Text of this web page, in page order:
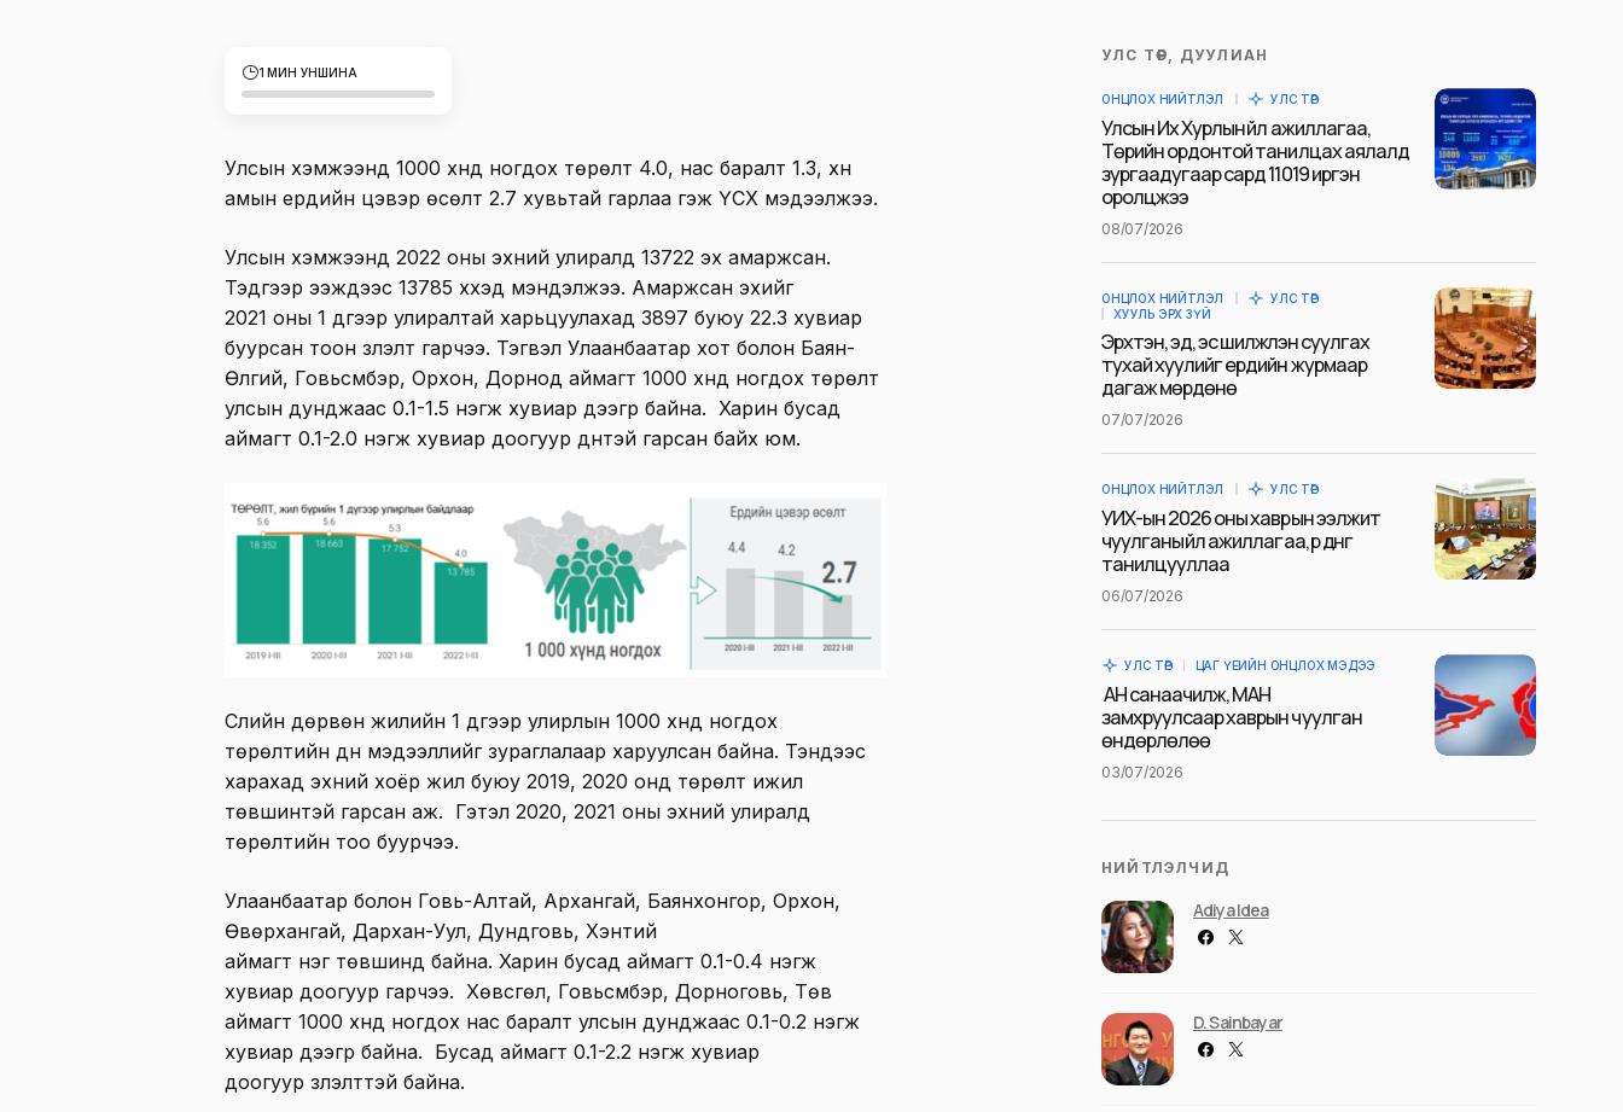
1 МИН УНШИНА
Улсын хэмжээнд 1000 хүнд ногдох төрөлт 4.0, нас баралт 1.3, хүн
амын ердийн цэвэр өсөлт 2.7 хувьтай гарлаа гэж ҮСХ мэдээлжээ.
Улсын хэмжээнд 2022 оны эхний улиралд 13722 эх амаржсан.
Тэдгээр ээжүүдээс 13785 хүүхэд мэндэлжээ. Амаржсан эхийг
2021 оны 1 дүгээр улиралтай харьцуулахад 3897 буюу 22.3 хувиар
буурсан тоон үзүүлэлт гарчээ. Тэгвэл Улаанбаатар хот болон Баян-
Өлгий, Говьсүмбэр, Орхон, Дорнод аймагт 1000 хүнд ногдох төрөлт
улсын дунджаас 0.1-1.5 нэгж хувиар дээгүүр байна. Харин бусад
аймагт 0.1-2.0 нэгж хувиар доогуур дүнтэй гарсан байх юм.
Сүүлийн дөрвөн жилийн 1 дүгээр улирлын 1000 хүнд ногдох
төрөлтийн дүн мэдээллийг зураглалаар харуулсан байна. Тэндээс
харахад эхний хоёр жил буюу 2019, 2020 онд төрөлт ижил
төвшинтэй гарсан аж. Гэтэл 2020, 2021 оны эхний улиралд
төрөлтийн тоо буурчээ.
Улаанбаатар болон Говь-Алтай, Архангай, Баянхонгор, Орхон,
Өвөрхангай, Дархан-Уул, Дундговь, Хэнтий
аймагт нэг төвшинд байна. Харин бусад аймагт 0.1-0.4 нэгж
хувиар доогуур гарчээ. Хөвсгөл, Говьсүмбэр, Дорноговь, Төв
аймагт 1000 хүнд ногдох нас баралт улсын дунджаас 0.1-0.2 нэгж
хувиар дээгүүр байна. Бусад аймагт 0.1-2.2 нэгж хувиар
доогуур үзүүлэлттэй байна.
УЛС ТӨР, ДУУЛИАН
ОНЦЛОХ НИЙТЛЭЛ УЛС ТӨР
Улсын Их Хурлын үйл ажиллагаа,
Төрийн ордонтой танилцах аялалд
зургаадугаар сард 11019 иргэн
оролцжээ
08/07/2026
ОНЦЛОХ НИЙТЛЭЛ
УЛС ТӨР
ХУУЛЬ ЭРХ ЗҮЙ
Эрхтэн, эд, эс шилжүүлэн суулгах
тухай хуулийг ердийн журмаар
дагаж мөрдөнө
07/07/2026
ОНЦЛОХ НИЙТЛЭЛ УЛС ТӨР
УИХ-ын 2026 оны хаврын ээлжит
чуулганы үйл ажиллагаа, үр дүнг
танилцууллаа
06/07/2026
УЛС ТӨР ЦАГ ҮЕИЙН ОНЦЛОХ МЭДЭЭ
АН санаачилж, МАН
замхруулсаар хаврын чуулган
өндөрлөлөө
03/07/2026
НИЙТЛЭЛЧИД
Adiya Idea
D. Sainbayar